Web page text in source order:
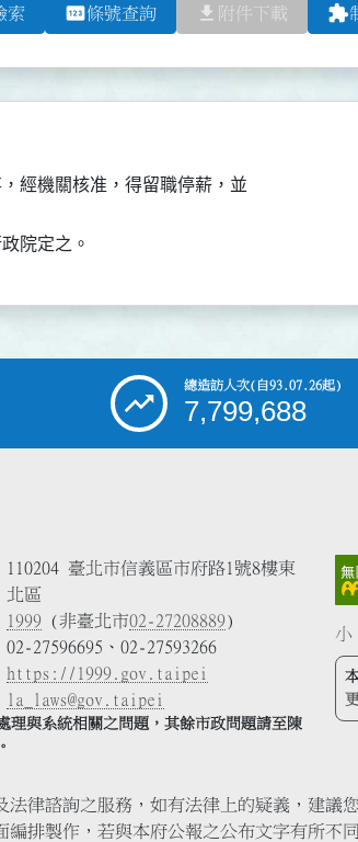
索 pin條號查詢 file_download 附件下載 extension
經機關核准，得留職停薪，並
院定之。
總造訪人次(自93.07.26起)
7,799,688
110204 臺北市信義區市府路1號8樓東
北區
1999 (非臺北市02-27208889)
02-27596695、02-27593266
https://1999.gov.taipei
la_laws@gov.taipei
理與系統相關之問題，其餘市政問題請至陳
小
律諮詢之服務，如有法律上的疑義，建議
排製作，若與本府公報之公布文字有所不